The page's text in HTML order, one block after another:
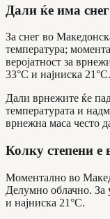
Дали ќе има
За снег во
температура;
веројатност за
33°C и најниска 21°C.
Дали врнежите ќе
температурата и
врнежна маса често
Колку степени
Моментално во
Делумно облачно. За
и најниска 21°C.